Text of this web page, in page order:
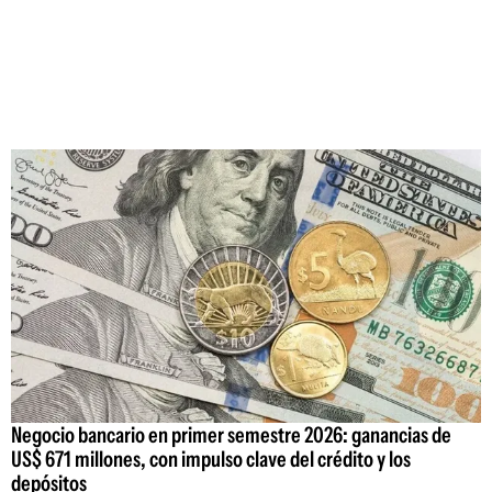
Negocio bancario en primer semestre 2026: ganancias de
US$ 671 millones, con impulso clave del crédito y los
depósitos